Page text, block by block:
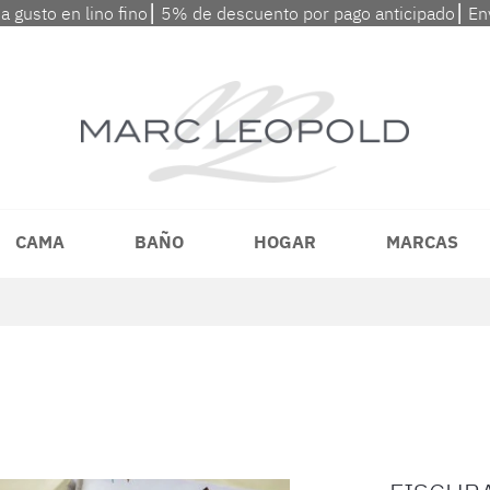
gusto en lino fino⎮ 5% de descuento por pago anticipado⎮
CAMA BAÑO HOGAR MARCAS